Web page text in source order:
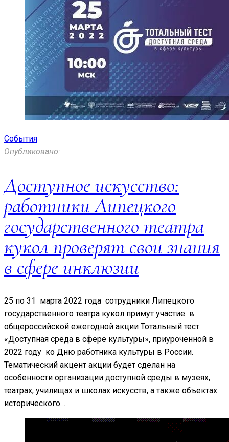
События
Опубликовано:
Доступное искусство:
работники Липецкого
государственного театра
кукол проверят свои знания
в сфере инклюзии
25 по 31 марта 2022 года сотрудники Липецкого
государственного театра кукол примут участие в
общероссийской ежегодной акции Тотальный тест
«Доступная среда в сфере культуры», приуроченной в
2022 году ко Дню работника культуры в России.
Тематический акцент акции будет сделан на
особенности организации доступной среды в музеях,
театрах, училищах и школах искусств, а также объектах
исторического…